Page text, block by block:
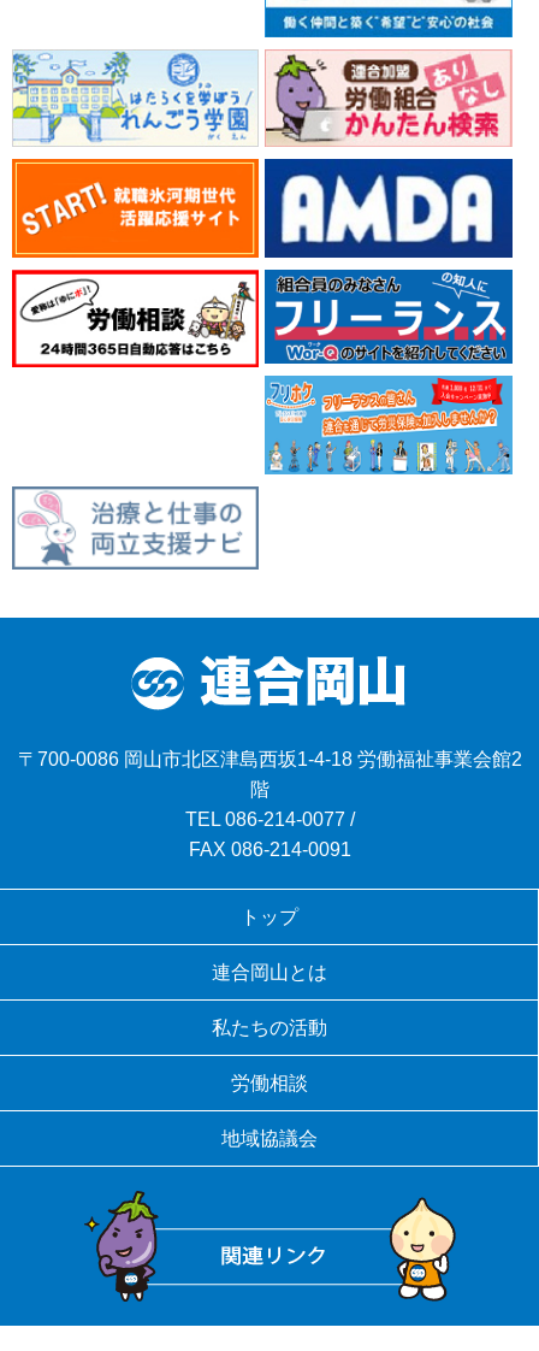
〒700-0086 岡山市北区津島西坂1-4-18 労働福祉事業会館2
階
TEL 086-214-0077 /
FAX 086-214-0091
トップ
連合岡山とは
私たちの活動
労働相談
地域協議会